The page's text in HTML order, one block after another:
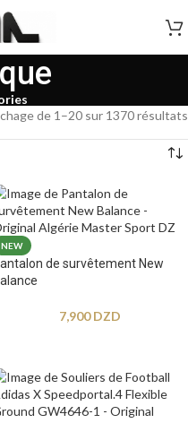
de 1–20 sur 1370 résultats
NEW
de survêtement New
7,900DZD